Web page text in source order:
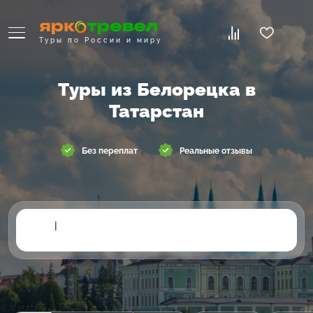
Туры по России и миру
Туры из Белорецка в
Татарстан
Без переплат Реальные отзывы
|